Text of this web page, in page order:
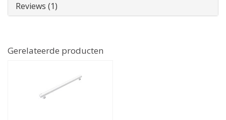
Reviews (1)
Gerelateerde producten